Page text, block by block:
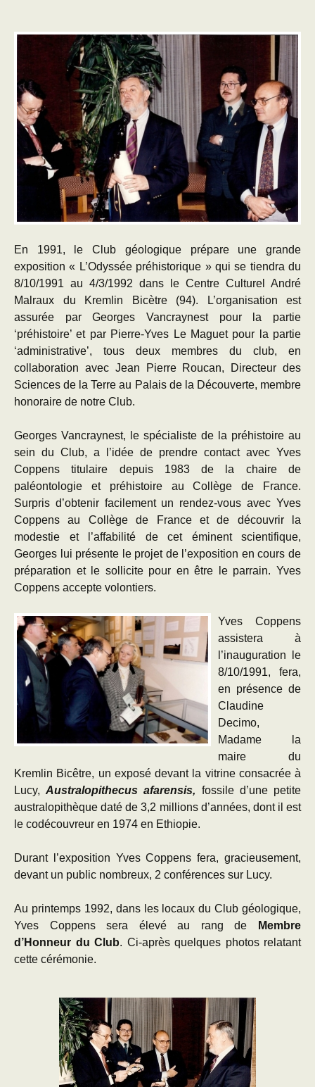
En 1991, le Club géologique prépare une grande
exposition « L’Odyssée préhistorique » qui se tiendra du
8/10/1991 au 4/3/1992 dans le Centre Culturel André
Malraux du Kremlin Bicètre (94). L’organisation est
assurée par Georges Vancraynest pour la partie
‘préhistoire’ et par Pierre-Yves Le Maguet pour la partie
‘administrative’, tous deux membres du club, en
collaboration avec Jean Pierre Roucan, Directeur des
Sciences de la Terre au Palais de la Découverte, membre
honoraire de notre Club.
Georges Vancraynest, le spécialiste de la préhistoire au
sein du Club, a l’idée de prendre contact avec Yves
Coppens titulaire depuis 1983 de la chaire de
paléontologie et préhistoire au Collège de France.
Surpris d’obtenir facilement un rendez-vous avec Yves
Coppens au Collège de France et de découvrir la
modestie et l’affabilité de cet éminent scientifique,
Georges lui présente le projet de l’exposition en cours de
préparation et le sollicite pour en être le parrain. Yves
Coppens accepte volontiers.
Yves Coppens
assistera à
l’inauguration le
8/10/1991, fera,
en présence de
Claudine
Decimo,
Madame la
maire du
Kremlin Bicêtre, un exposé devant la vitrine consacrée à
Lucy,Australopithecus afarensis, fossile d’une petite
australopithèque daté de 3,2 millions d’années, dont il est
le codécouvreur en 1974 en Ethiopie.
Durant l’exposition Yves Coppens fera, gracieusement,
devant un public nombreux, 2 conférences sur Lucy.
Au printemps 1992, dans les locaux du Club géologique,
Yves Coppens sera élevé au rang de
Membre
d’Honneur du Club. Ci-après quelques photos relatant
cette cérémonie.